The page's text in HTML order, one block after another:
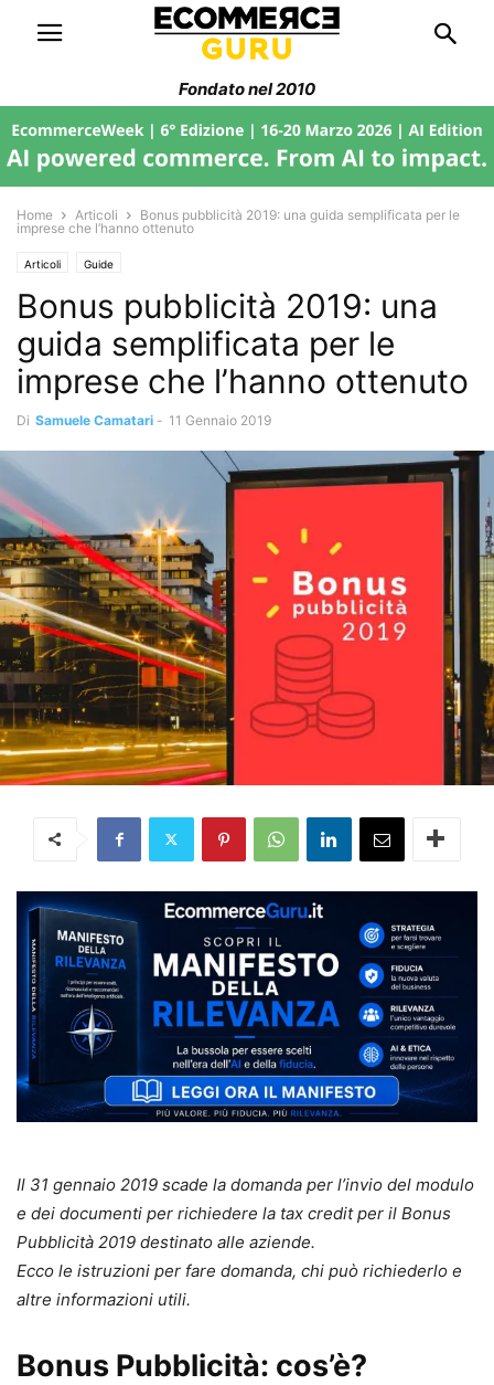
Fondato nel 2010
Home Articoli
Bonus pubblicità 2019: una guida semplificata per le
imprese che l’hanno ottenuto
Articoli Guide
Bonus pubblicità 2019: una
guida semplificata per le
imprese che l’hanno ottenuto
Di Samuele Camatari - 11 Gennaio 2019
Il 31 gennaio 2019 scade la domanda per l’invio del modulo
e dei documenti per richiedere la tax credit per il Bonus
Pubblicità 2019 destinato alle aziende.
Ecco le istruzioni per fare domanda, chi può richiederlo e
altre informazioni utili.
Bonus Pubblicità: cos’è?